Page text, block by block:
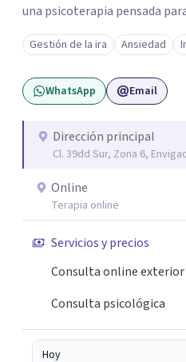
una psicoterapia pensada
Gestión de la ira Ansiedad
WhatsApp Email
Dirección principal
Cl. 39dd Sur, Zona 6,
Online
Terapia online
Servicios y precios
Consulta online exterior
Consulta psicológica
Hoy